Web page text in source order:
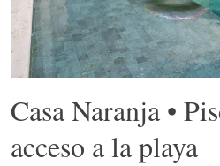
Casa Naranja •
acceso a la playa